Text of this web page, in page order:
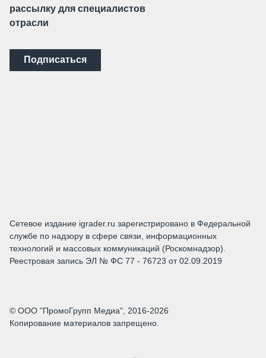
рассылку для специалистов
отрасли
Подписаться
Сетевое издание igrader.ru зарегистрировано в Федеральной
службе по надзору в сфере связи, информационных
технологий и массовых коммуникаций (Роскомнадзор).
Реестровая запись ЭЛ № ФС 77 - 76723 от 02.09.2019
© ООО "ПромоГрупп Медиа", 2016-2026
Копирование материалов запрещено.